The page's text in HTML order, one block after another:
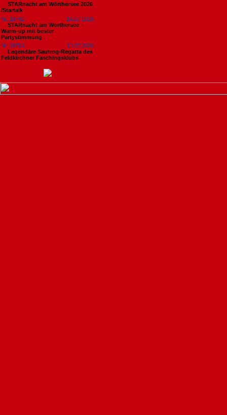
STARnacht am Wörthersee 2026
/Startalk
Nr. 18762
14.07.2026
STARnacht am Wörthersee –
Warm-up mit bester
Partystimmung
Nr. 18761
13.07.2026
Legendäre Sautrog-Regatta des
Feldkirchner Faschingsklubs